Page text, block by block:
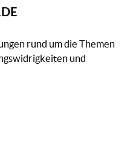
rund um die Themen
und